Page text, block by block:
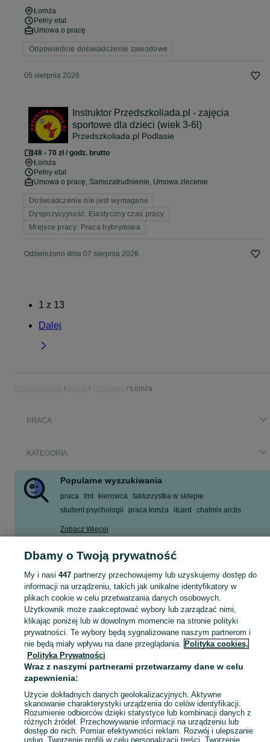
Łomża
Pełny etat
Umowa o pracę
Odpowiednie doświadczenie zawodowe
05 sierpnia 2026
Instruktor Przedszkoliada.pl - zajęcia
sportowe dla dzieci (wiek 3-6l)
Przedszkoliada.pl Podlasie
48 - 70 zł / godz. brutto
Łomża
Pełny etat
Umowa o pracę, Samozatrudnienie, Umowa zlecenie
Doświadczenie nie jest wymagane
Dyspozycyjność: Elastyczny czas pracy
Miejsce pracy: Praca hybrydowa
Odświeżono dnia 07 sierpnia 2026
1 z 13
Dalej
Łomża
PRACA
KATEGORIA
Popularne wyszukiwania
praca tmt kierowca fakturzystka w sklepie
student psychologii
praca łomża itcard chatmix arctis
Zobacz Więcej
Łomża jest ważnym ośrodkiem pracy na mapiewojewództwa podlaskiego
Przegląd rynku pracy w Łomży
Łomża jest głównym ośrodkiem przemysłowym ziemi łomżyńskiej. To
Zdecydowana większość zatrudnionych współpracuje z pracodawcami na
Poziom bezrobocia w Łomży na koniec kwietnia 2024 roku utrzymywał się
Wynagrodzenia w Łomży – kto ile zarabia?
Pensje w Łomży nie są szczególnie konkurencyjne na tle kraju.Przeciętne
Najwięcej są w stanie zarobić doświadczeni pracownicy umysłowi, w tym
Przewodnik po branżach – gdzie najlepiej
Pracy w Łomży od zaraz najlepiej szukać w sektorach, które odczuwają
Dobrą informacją dla osób szukających pracy w Łomży będzie z kolei fakt,
Mapa kategorii
Mapa miejscowości
Mapa ministron
Popularne wyszukiwania
Dbamy o Twoją prywatność
My i nasi 447partnerzy przechowujemy lub uzyskujemy dostęp do
informacji na urządzeniu, takich jak unikalne identyfikatory w
plikach cookie w celu przetwarzania danych osobowych.
Użytkownik może zaakceptować wybory lub zarządzać nimi,
klikając poniżej lub w dowolnym momencie na stronie polityki
prywatności. Te wybory będą sygnalizowane naszym partnerom i
nie będą miały wpływu na dane przeglądania. Polityka cookies,
Polityka Prywatności
Wraz z naszymi partnerami przetwarzamy dane w celu
zapewnienia:
Użycie dokładnych danych geolokalizacyjnych. Aktywne
skanowanie charakterystyki urządzenia do celów identyfikacji.
Rozumienie odbiorców dzięki statystyce lub kombinacji danych z
różnych źródeł. Przechowywanie informacji na urządzeniu lub
dostęp do nich. Pomiar efektywności reklam. Rozwój i ulepszanie
usług. Tworzenie profili w celu personalizacji treści. Tworzenie